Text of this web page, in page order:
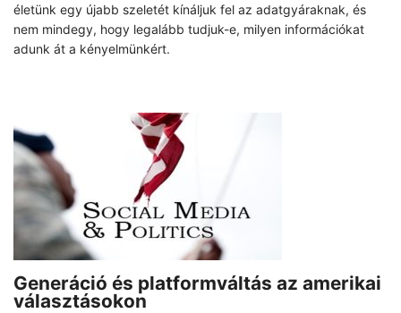
életünk egy újabb szeletét kínáljuk fel az adatgyáraknak, és
nem mindegy, hogy legalább tudjuk-e, milyen információkat
adunk át a kényelmünkért.
Generáció és platformváltás az amerikai
választásokon